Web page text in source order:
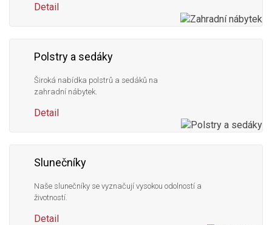
Detail
Polstry a sedáky
Široká nabídka polstrů a sedáků na
zahradní nábytek.
Detail
Slunečníky
Naše slunečníky se vyznačují vysokou odolností a
životností.
Detail